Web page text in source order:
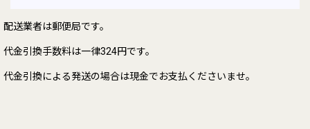
配送業者は郵便局です。
代金引換手数料は一律324円です。
代金引換による発送の場合は現金でお支払くださいませ。